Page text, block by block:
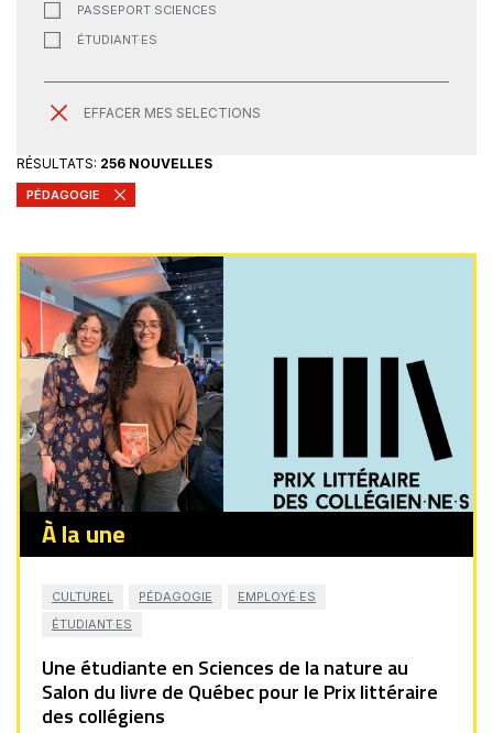
PASSEPORT SCIENCES
ÉTUDIANT·ES
EFFACER MES SELECTIONS
RÉSULTATS: 256 NOUVELLES
PÉDAGOGIE
À la une
CULTUREL PÉDAGOGIE
EMPLOYÉ·ES
ÉTUDIANT·ES
Une étudiante en Sciences de la nature au
Salon du livre de Québec pour le Prix littéraire
des collégiens